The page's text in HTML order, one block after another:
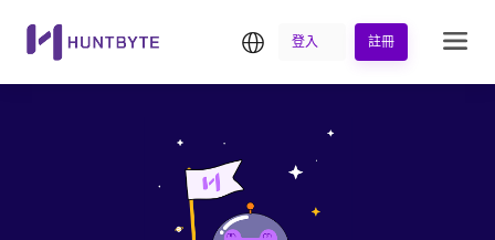
繁中登入 註冊